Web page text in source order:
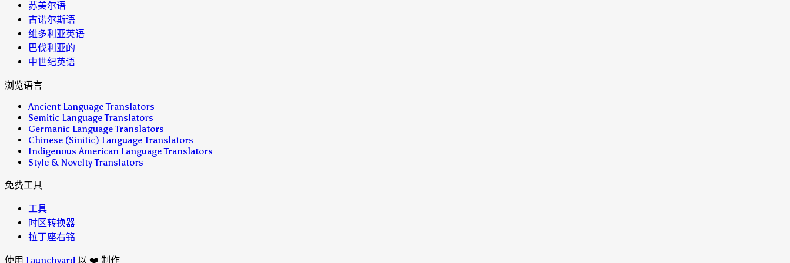
苏美尔语
古诺尔斯语
维多利亚英语
巴伐利亚的
中世纪英语
浏览语言
Ancient Language Translators
Semitic Language Translators
Germanic Language Translators
Chinese (Sinitic) Language Translators
Indigenous American Language Translators
Style & Novelty Translators
免费工具
工具
时区转换器
拉丁座右铭
使用 Launchyard 以 ❤️ 制作